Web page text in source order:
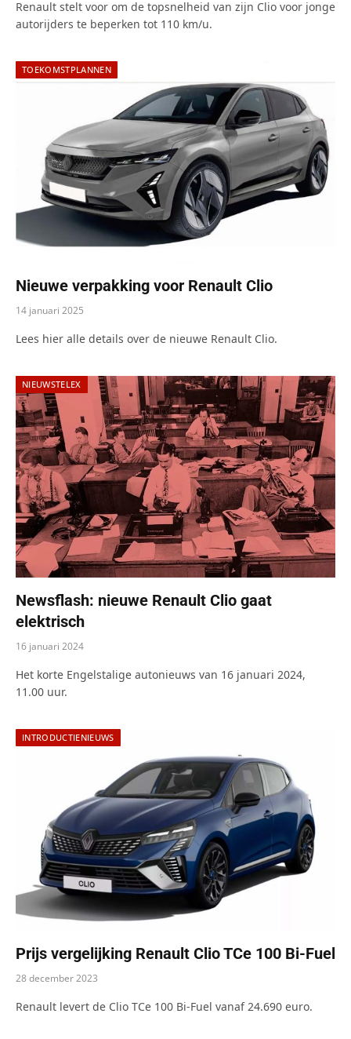
Renault stelt voor om de topsnelheid van zijn Clio voor jonge
autorijders te beperken tot 110 km/u.
TOEKOMSTPLANNEN
Nieuwe verpakking voor Renault Clio
14 januari 2025
Lees hier alle details over de nieuwe Renault Clio.
NIEUWSTELEX
Newsflash: nieuwe Renault Clio gaat
elektrisch
16 januari 2024
Het korte Engelstalige autonieuws van 16 januari 2024,
11.00 uur.
INTRODUCTIENIEUWS
Prijs vergelijking Renault Clio TCe 100 Bi-Fuel
28 december 2023
Renault levert de Clio TCe 100 Bi-Fuel vanaf 24.690 euro.